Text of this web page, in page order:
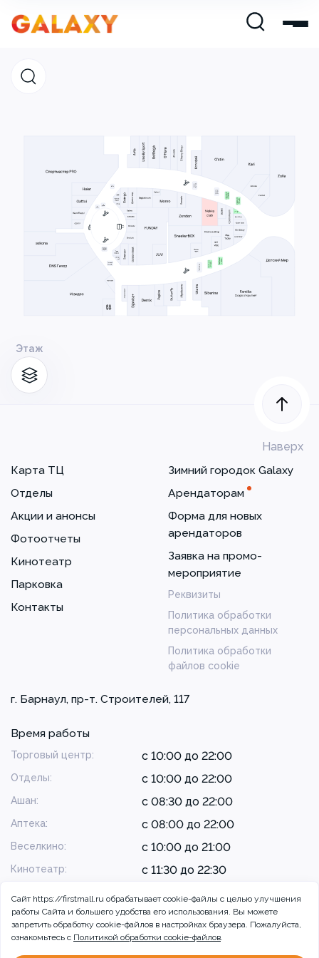
Кафе и рестораны
Развлечения и кино
Услуги и сервис
Свободная площадь
Этаж
Наверх
Карта ТЦ
Отделы
Акции и анонсы
Фотоотчеты
Кинотеатр
Парковка
Контакты
Зимний городок Galaxy
Арендаторам
Форма для новых
арендаторов
Заявка на промо-
мероприятие
Реквизиты
Политика обработки
персональных данных
Политика обработки
файлов cookie
г. Барнаул, пр-т. Строителей, 117
Время работы
Торговый центр: с 10:00 до 22:00
Отделы: с 10:00 до 22:00
Ашан: с 08:30 до 22:00
Аптека: с 08:00 до 22:00
Веселкино: с 10:00 до 21:00
Кинотеатр: с 11:30 до 22:30
Сайт https://firstmall.ru обрабатывает cookie-файлы с целью улучшения
работы Сайта и большего удобства его использования. Вы можете
запретить обработку сookie-файлов в настройках браузера. Пожалуйста,
ознакомьтесь с Политикой обработки cookie-файлов.